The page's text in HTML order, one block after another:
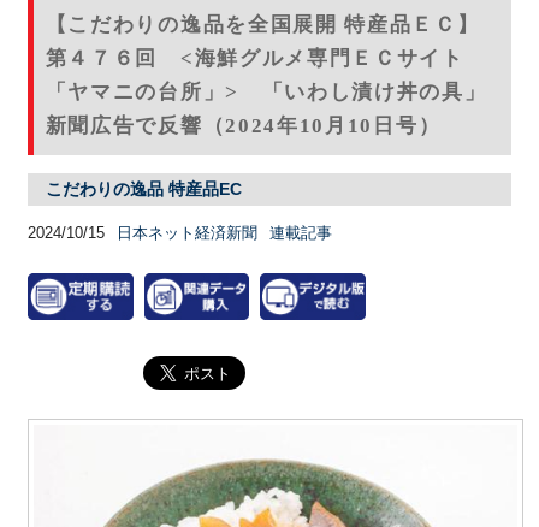
【こだわりの逸品を全国展開 特産品ＥＣ】
第４７６回 <海鮮グルメ専門ＥＣサイト
「ヤマニの台所」> 「いわし漬け丼の具」
新聞広告で反響（2024年10月10日号）
こだわりの逸品 特産品EC
2024/10/15 日本ネット経済新聞 連載記事